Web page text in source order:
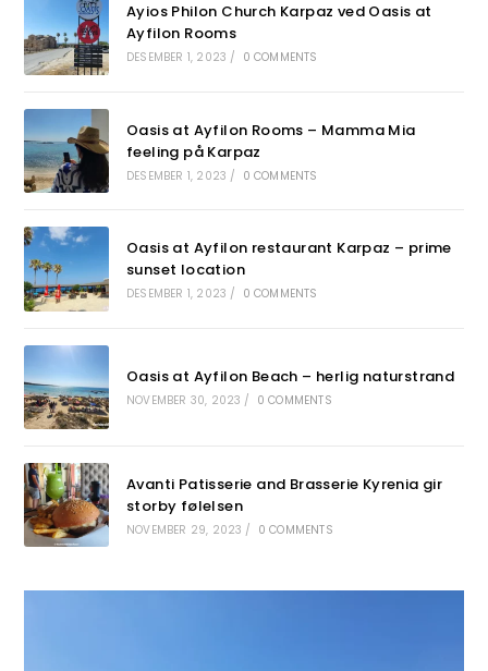
Ayios Philon Church Karpaz ved Oasis at
Ayfilon Rooms
DESEMBER 1, 2023 / 0 COMMENTS
Oasis at Ayfilon Rooms – Mamma Mia
feeling på Karpaz
DESEMBER 1, 2023 / 0 COMMENTS
Oasis at Ayfilon restaurant Karpaz – prime
sunset location
DESEMBER 1, 2023 / 0 COMMENTS
Oasis at Ayfilon Beach – herlig naturstrand
NOVEMBER 30, 2023 / 0 COMMENTS
Avanti Patisserie and Brasserie Kyrenia gir
storby følelsen
NOVEMBER 29, 2023 / 0 COMMENTS